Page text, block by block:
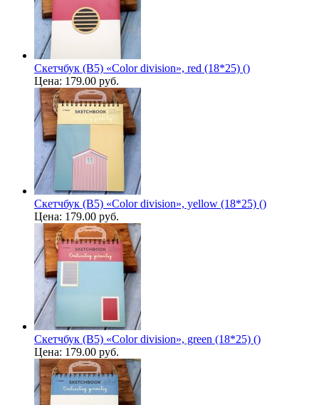
Скетчбук (B5) «Color division», red (18*25) ()
Цена: 179.00 руб.
Скетчбук (B5) «Color division», yellow (18*25) ()
Цена: 179.00 руб.
Скетчбук (B5) «Color division», green (18*25) ()
Цена: 179.00 руб.